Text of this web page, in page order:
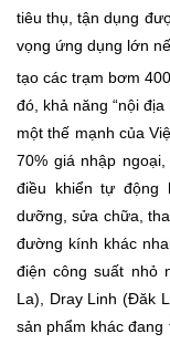
tiêu thụ, tận dụng
vọng ứng dụng lớn
tạo các trạm bơm
đó, khả năng “nội
một thế mạnh của
70% giá nhập
điều khiển tự động
dưỡng, sửa chữa,
đường kính khác
điện công suất nhỏ
La), Dray Linh (Đăk
sản phẩm khác